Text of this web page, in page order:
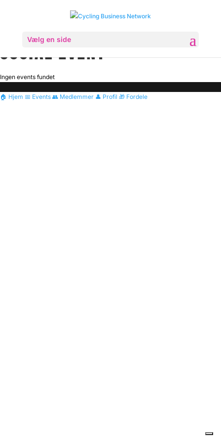
Vælg en side
SOCIAL EVENT
Ingen events fundet
🏠 Hjem 📅 Events 👥 Medlemmer 👤 Profil 🎁 Fordele